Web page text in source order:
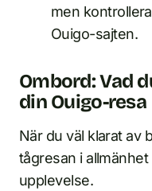
men
Ouigo-sajten.
Ombord: Vad
din Ouigo-resa
När du väl klarat av
tågresan i
upplevelse.